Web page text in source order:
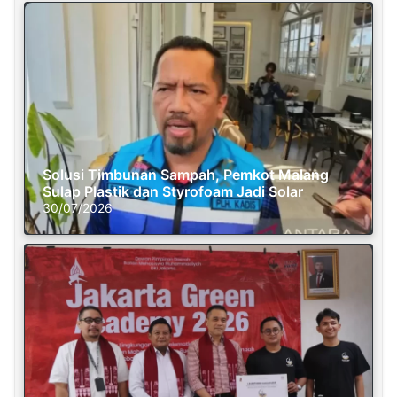
Solusi Timbunan Sampah, Pemkot Malang
Sulap Plastik dan Styrofoam Jadi Solar
30/07/2026